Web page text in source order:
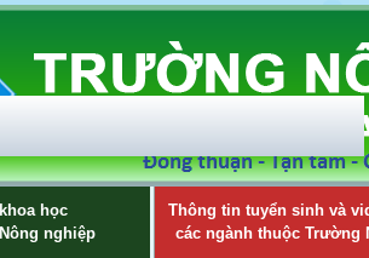
học
nghiệp
Thông tin tuyển sinh và
các ngành thuộc Trường